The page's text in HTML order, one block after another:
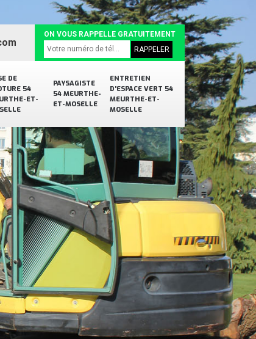
DE
54
ET-
PAYSAGISTE
54 MEURTHE-
ET-MOSELLE
ENTRETIEN
D'ESPACE VERT 54
MEURTHE-ET-
MOSELLE
ON VOUS RAPPELLE GRATUITEMENT